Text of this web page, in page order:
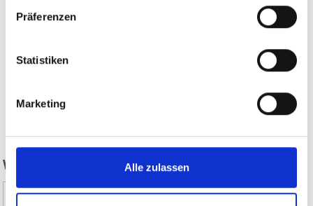
Präferenzen
Statistiken
Marketing
Alle zulassen
WAR DER INHALT FÜR SIE HILFREICH?
Ja
Nein